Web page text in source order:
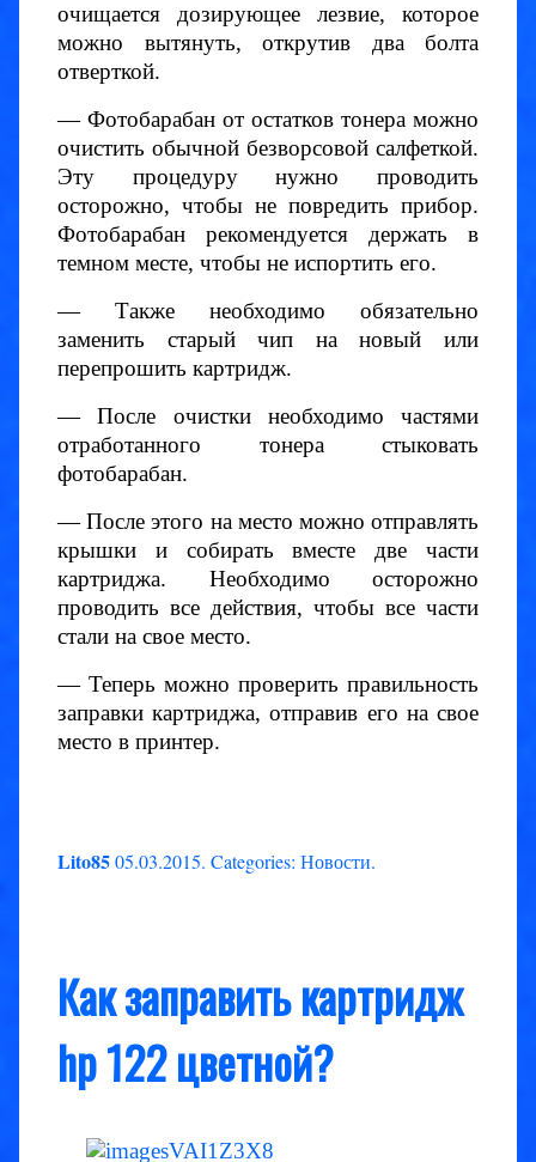
очищается дозирующее лезвие, которое
можно вытянуть, открутив два болта
отверткой.
— Фотобарабан от остатков тонера можно
очистить обычной безворсовой салфеткой.
Эту процедуру нужно проводить
осторожно, чтобы не повредить прибор.
Фотобарабан рекомендуется держать в
темном месте, чтобы не испортить его.
— Также необходимо обязательно
заменить старый чип на новый или
перепрошить картридж.
— После очистки необходимо частями
отработанного тонера стыковать
фотобарабан.
— После этого на место можно отправлять
крышки и собирать вместе две части
картриджа. Необходимо осторожно
проводить все действия, чтобы все части
стали на свое место.
— Теперь можно проверить правильность
заправки картриджа, отправив его на свое
место в принтер.
Lito8505.03.2015. Categories: Новости.
Как заправить картридж
hp 122 цветной?